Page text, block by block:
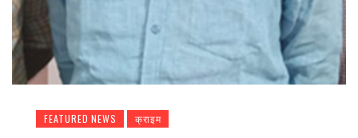
FEATURED NEWS क्राइम